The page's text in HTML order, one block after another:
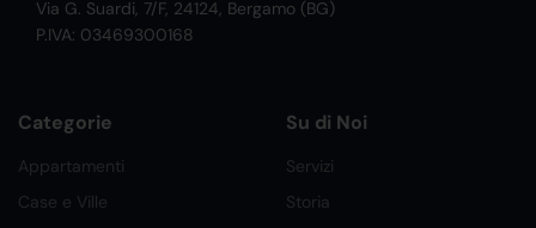
Via G. Suardi, 7/F, 24124, Bergamo (BG)
P.IVA: 03469300168
Categorie
Appartamenti
Case e Ville
Su di Noi
Servizi
Storia